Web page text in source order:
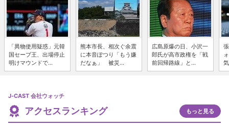
「異物使用疑惑」元韓
国セーブ王、出場停止
明けマウンドで...
熊本市長、相次ぐ余震
に本音ぽつり「もう嫌
だなぁ」 被災...
広島原爆の日、小沢一
郎氏が高市政権を「戦
前回帰路線」と...
J-CAST 会社ウォッチ
アクセスランキング もっと見る